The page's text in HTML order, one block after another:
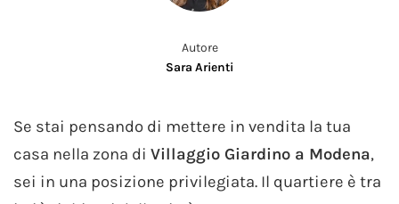
Autore
Sara Arienti
Se stai pensando di mettere in vendita la tua
casa nella zona di Villaggio Giardino a Modena,
sei in una posizione privilegiata. Il quartiere è tra